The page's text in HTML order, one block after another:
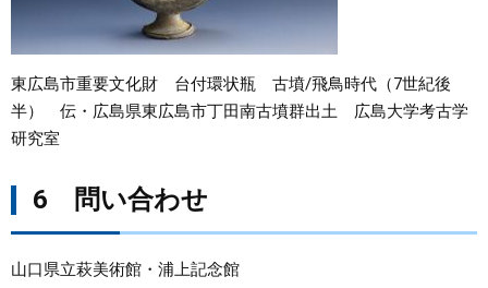
東広島市重要文化財 台付環状瓶 古墳/飛鳥時代（7世紀後
半） 伝・広島県東広島市丁田南古墳群出土 広島大学考古学
研究室
6 問い合わせ
山口県立萩美術館・浦上記念館